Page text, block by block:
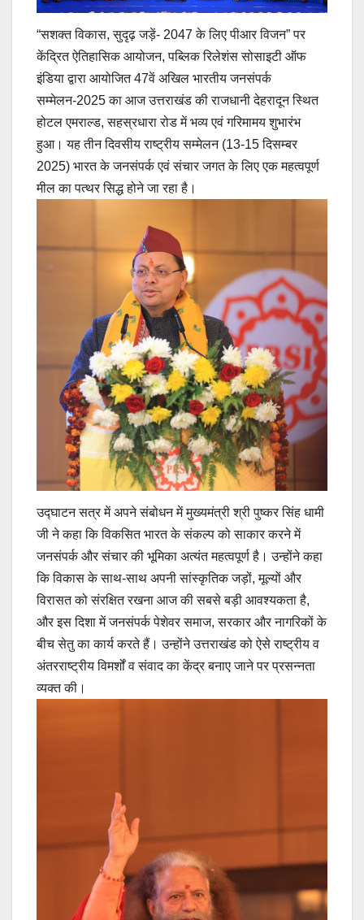
“सशक्त विकास, सुदृढ़ जड़ें- 2047 के लिए पीआर विजन” पर
केंद्रित ऐतिहासिक आयोजन, पब्लिक रिलेशंस सोसाइटी ऑफ
इंडिया द्वारा आयोजित 47वें अखिल भारतीय जनसंपर्क
सम्मेलन-2025 का आज उत्तराखंड की राजधानी देहरादून स्थित
होटल एमराल्ड, सहस्रधारा रोड में भव्य एवं गरिमामय शुभारंभ
हुआ। यह तीन दिवसीय राष्ट्रीय सम्मेलन (13-15 दिसम्बर
2025) भारत के जनसंपर्क एवं संचार जगत के लिए एक महत्वपूर्ण
मील का पत्थर सिद्ध होने जा रहा है।
उद्घाटन सत्र में अपने संबोधन में मुख्यमंत्री श्री पुष्कर सिंह धामी
जी ने कहा कि विकसित भारत के संकल्प को साकार करने में
जनसंपर्क और संचार की भूमिका अत्यंत महत्वपूर्ण है। उन्होंने कहा
कि विकास के साथ-साथ अपनी सांस्कृतिक जड़ों, मूल्यों और
विरासत को संरक्षित रखना आज की सबसे बड़ी आवश्यकता है,
और इस दिशा में जनसंपर्क पेशेवर समाज, सरकार और नागरिकों के
बीच सेतु का कार्य करते हैं। उन्होंने उत्तराखंड को ऐसे राष्ट्रीय व
अंतरराष्ट्रीय विमर्शों व संवाद का केंद्र बनाए जाने पर प्रसन्नता
व्यक्त की।